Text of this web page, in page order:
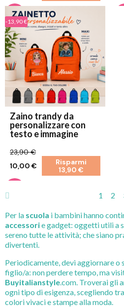
-13,90 €
Zaino trandy da
personalizzare con
testo e immagine
23,90 €
10,00 €
Risparmi
13,90 €
1 2
Per la scuola i bambini hanno
accessorie gadget: oggetti utili a
sereno tutte le attività; che siano
divertenti.
Periodicamente, devi aggiornare
figlio/a: non perdere tempo, ma
Buyitalianstyle.com. Troverai gli
ogni tipo di esigenza, scegliendo
colori vivaci e stampe alla moda.